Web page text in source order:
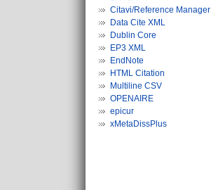
Citavi/Reference Manager
Data Cite XML
Dublin Core
EP3 XML
EndNote
HTML Citation
Multiline CSV
OPENAIRE
epicur
xMetaDissPlus